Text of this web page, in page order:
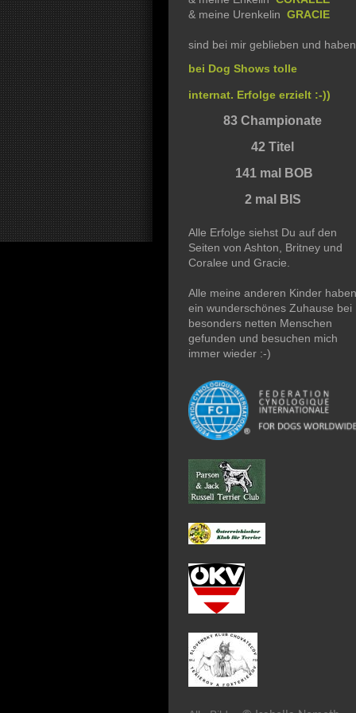
& meine Urenkelin GRACIE
sind bei mir geblieben und haben
bei Dog Shows tolle
internat. Erfolge erzielt :-))
83 Championate
42 Titel
141 mal BOB
2 mal BIS
Alle Erfolge siehst Du auf den
Seiten von Ashton, Britney und
Coralee und Gracie.
Alle meine anderen Kinder haben
ein wunderschönes Zuhause bei
besonders netten Menschen
gefunden und besuchen mich
immer wieder :-)